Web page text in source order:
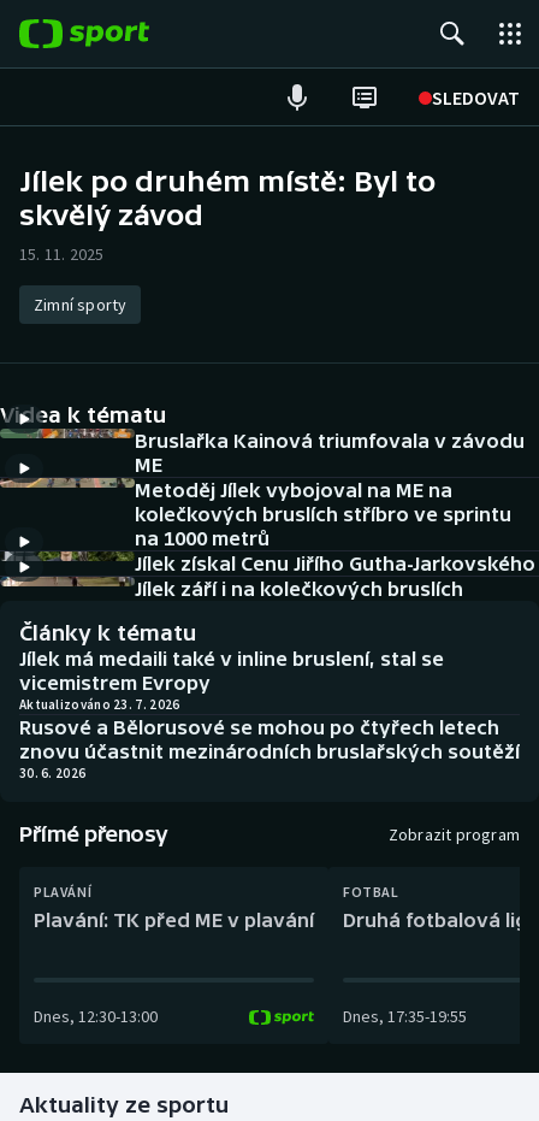
SLEDOVAT
Hokej
Atletika
DALŠÍ SPORTY
Americký fotbal
Baseball a softbal
Biatlon
Boby a skeleton
Curling
Dostihy
Futsal
Golf
NEPŘEHLÉDNĚTE
Soutěže
Aplikace ČT sport
AZ kvíz
Jílek po druhém místě: Byl to
skvělý závod
15. 11. 2025
Zimní sporty
Videa k tématu
Bruslařka Kainová triumfovala v závodu
ME
Metoděj Jílek vybojoval na ME na
kolečkových bruslích stříbro ve sprintu
na 1000 metrů
Jílek získal Cenu Jiřího Gutha-Jarkovského
Jílek září i na kolečkových bruslích
Články k tématu
Jílek má medaili také v inline bruslení, stal se
vicemistrem Evropy
Aktualizováno 23. 7. 2026
Rusové a Bělorusové se mohou po čtyřech letech
znovu účastnit mezinárodních bruslařských soutěží
30. 6. 2026
Přímé přenosy Zobrazit program
PLAVÁNÍ
Plavání: TK před ME v plavání
Dnes, 12:30-13:00
FOTBAL
Druhá fotbalová
Dnes, 17:35-19:55
Aktuality ze sportu